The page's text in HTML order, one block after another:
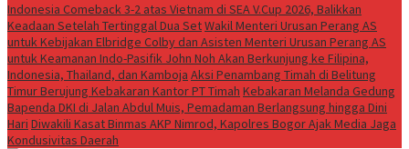
Indonesia Comeback 3-2 atas Vietnam di SEA V.Cup 2026, Balikkan
Keadaan Setelah Tertinggal Dua SetWakil Menteri Urusan Perang AS
untuk Kebijakan Elbridge Colby dan Asisten Menteri Urusan Perang AS
untuk Keamanan Indo-Pasifik John Noh Akan Berkunjung ke Filipina,
Indonesia, Thailand, dan Kamboja Aksi Penambang Timah di Belitung
Timur Berujung Kebakaran Kantor PT Timah Kebakaran Melanda Gedung
Bapenda DKI di Jalan Abdul Muis, Pemadaman Berlangsung hingga Dini
Hari Diwakili Kasat Binmas AKP Nimrod, Kapolres Bogor Ajak Media Jaga
Kondusivitas Daerah